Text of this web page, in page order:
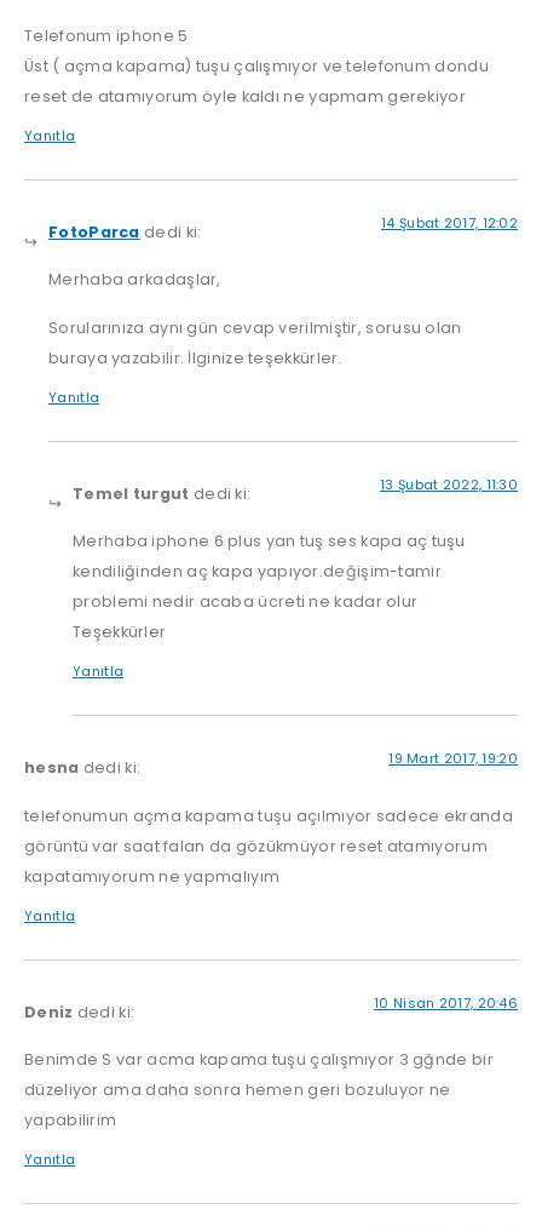
Telefonum iphone 5
Üst ( açma kapama) tuşu çalışmıyor ve telefonum dondu
reset de atamıyorum öyle kaldı ne yapmam gerekiyor
Yanıtla
FotoParca dedi ki: 14 Şubat 2017, 12:02
Merhaba arkadaşlar,
Sorularınıza aynı gün cevap verilmiştir, sorusu olan
buraya yazabilir. İlginize teşekkürler.
Yanıtla
Temel turgut dedi ki: 13 Şubat 2022, 11:30
Merhaba iphone 6 plus yan tuş ses kapa aç tuşu
kendiliğinden aç kapa yapıyor.değişim-tamir
problemi nedir acaba ücreti ne kadar olur
Teşekkürler
Yanıtla
hesna dedi ki: 19 Mart 2017, 19:20
telefonumun açma kapama tuşu açılmıyor sadece ekranda
görüntü var saat falan da gözükmüyor reset atamıyorum
kapatamıyorum ne yapmalıyım
Yanıtla
Deniz dedi ki: 10 Nisan 2017, 20:46
Benimde S var acma kapama tuşu çalışmıyor 3 gğnde bir
düzeliyor ama daha sonra hemen geri bozuluyor ne
yapabilirim
Yanıtla